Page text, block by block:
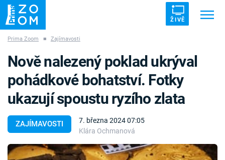
ŽIVĚ
ZÁHADY VETŘELCI DÁVNOVĚKU
Témata
Prima Zoom ■ Zajímavosti
ZAJÍMAVOSTI
7. března 2024 07:05
Klára Ochmanová
Nově nalezený poklad ukrýval
pohádkové bohatství. Fotky
ukazují spoustu ryzího zlata